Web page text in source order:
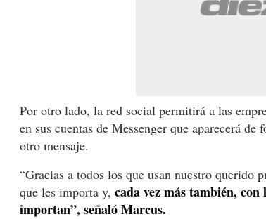
Por otro lado, la red social permitirá a las
en sus cuentas de Messenger que aparecerá
otro mensaje.
“Gracias a todos los que usan nuestro querido
que les importa y, cada vez más también, con
importan”, señaló Marcus.